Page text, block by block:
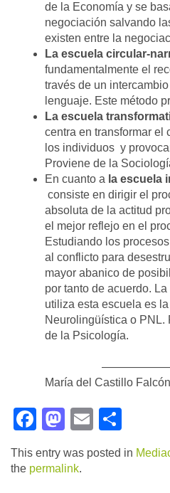
de la Economía y se
negociación salvando
existen entre la
La escuela circular-
fundamentalmente el
través de un
lenguaje. Este método
La escuela
centra en transformar
los individuos y
Proviene de la
En cuanto a la escuela
consiste en dirigir el
absoluta de la actitud
el mejor reflejo en el
Estudiando los
al conflicto para
mayor abanico de
por tanto de acuerdo.
utiliza esta escuela es
Neurolingüística o
de la
María del Castillo
Facebook
Mastodon
Email
This entry was posted in
the permalink.